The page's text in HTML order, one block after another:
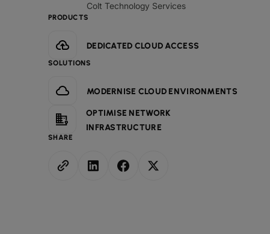
Colt Technology Services
PRODUCTS
DEDICATED CLOUD ACCESS
SOLUTIONS
MODERNISE CLOUD ENVIRONMENTS
OPTIMISE NETWORK
INFRASTRUCTURE
SHARE